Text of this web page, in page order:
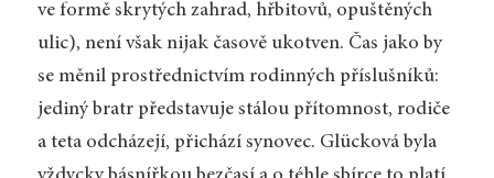
ve formě skrytých zahrad, hřbitovů, opuštěných
ulic), není však nijak časově ukotven. Čas jako by
se měnil prostřednictvím rodinných příslušníků:
jediný bratr představuje stálou přítomnost, rodiče
a teta odcházejí, přichází synovec. Glücková byla